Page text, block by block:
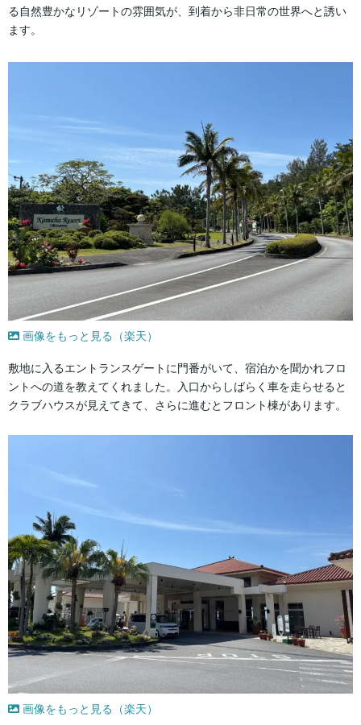
る自然豊かなリゾートの雰囲気が、到着から非日常の世界へと誘い
ます。
画像をもっと見る（楽天）
敷地に入るエントランスゲートに門番がいて、宿泊かを聞かれフロ
ントへの道を教えてくれました。入口からしばらく車を走らせると
クラブハウスが見えてきて、さらに進むとフロント棟があります。
画像をもっと見る（楽天）